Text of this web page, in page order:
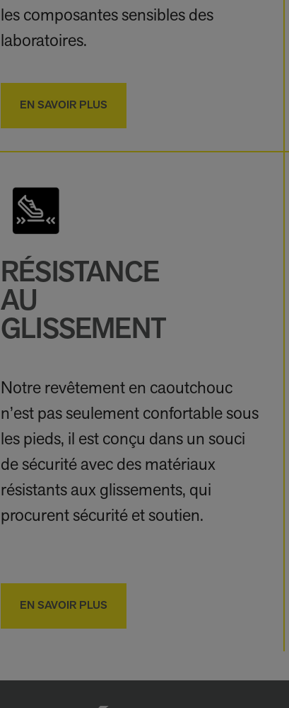
les composantes sensibles des
laboratoires.
EN SAVOIR PLUS
RÉSISTANCE
AU
GLISSEMENT
Notre revêtement en caoutchouc
n’est pas seulement confortable sous
les pieds, il est conçu dans un souci
de sécurité avec des matériaux
résistants aux glissements, qui
procurent sécurité et soutien.
EN SAVOIR PLUS